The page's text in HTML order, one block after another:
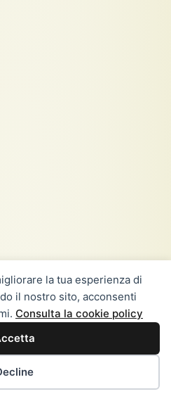
la tua esperienza di
il nostro sito, acconsenti
Consulta la cookie policy